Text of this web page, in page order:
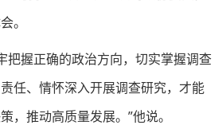
。
把握正确的政治方向，切实掌握调查
任、情怀深入开展调查研究，才能
，推动高质量发展。”他说。